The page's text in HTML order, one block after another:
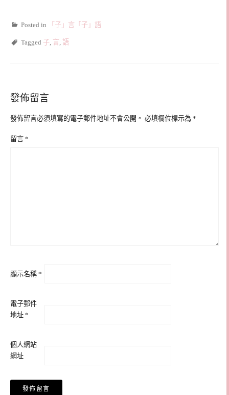
Posted in 「子」言「子」語
Tagged 子, 言, 語
發佈留言
發佈留言必須填寫的電子郵件地址不會公開。 必填欄位標示為 *
留言 *
顯示名稱 *
電子郵件
地址 *
個人網站
網址